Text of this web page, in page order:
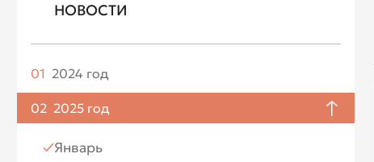
НОВОСТИ
01 2024 год
Апрель
Май
Июнь
02 2025 год
Январь